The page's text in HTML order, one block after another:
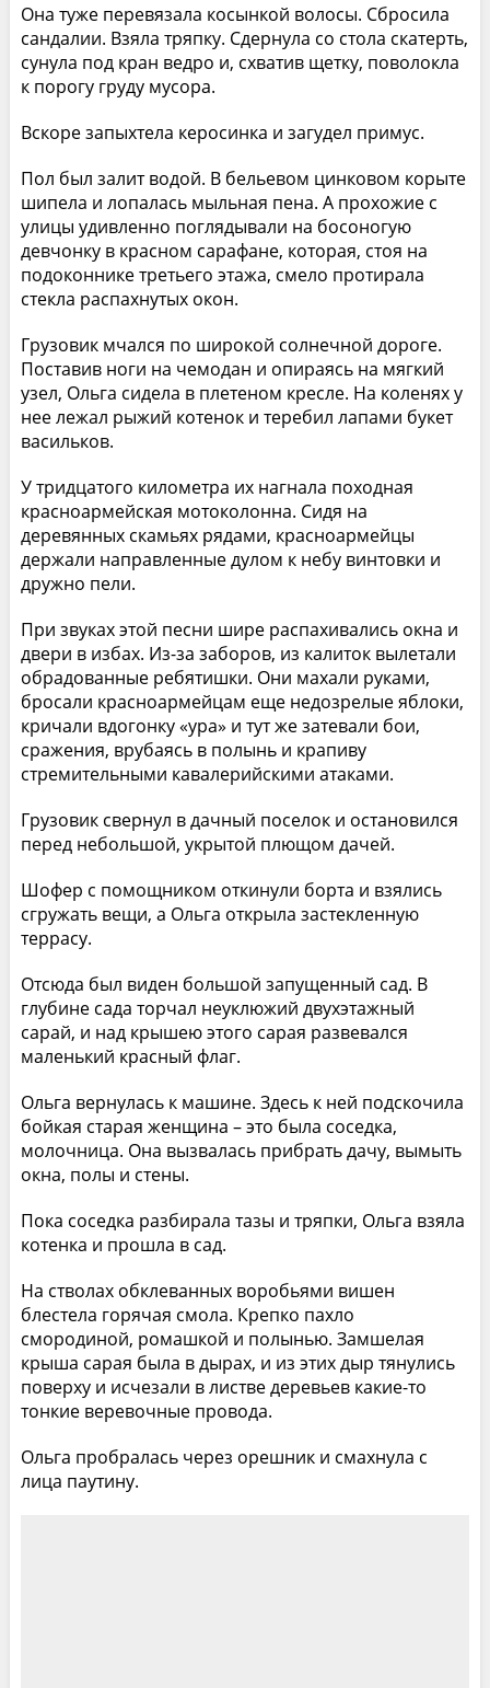
Она туже перевязала косынкой волосы. Сбросила
сандалии. Взяла тряпку. Сдернула со стола скатерть,
сунула под кран ведро и, схватив щетку, поволокла
к порогу груду мусора.
Вскоре запыхтела керосинка и загудел примус.
Пол был залит водой. В бельевом цинковом корыте
шипела и лопалась мыльная пена. А прохожие с
улицы удивленно поглядывали на босоногую
девчонку в красном сарафане, которая, стоя на
подоконнике третьего этажа, смело протирала
стекла распахнутых окон.
Грузовик мчался по широкой солнечной дороге.
Поставив ноги на чемодан и опираясь на мягкий
узел, Ольга сидела в плетеном кресле. На коленях у
нее лежал рыжий котенок и теребил лапами букет
васильков.
У тридцатого километра их нагнала походная
красноармейская мотоколонна. Сидя на
деревянных скамьях рядами, красноармейцы
держали направленные дулом к небу винтовки и
дружно пели.
При звуках этой песни шире распахивались окна и
двери в избах. Из-за заборов, из калиток вылетали
обрадованные ребятишки. Они махали руками,
бросали красноармейцам еще недозрелые яблоки,
кричали вдогонку «ура» и тут же затевали бои,
сражения, врубаясь в полынь и крапиву
стремительными кавалерийскими атаками.
Грузовик свернул в дачный поселок и остановился
перед небольшой, укрытой плющом дачей.
Шофер с помощником откинули борта и взялись
сгружать вещи, а Ольга открыла застекленную
террасу.
Отсюда был виден большой запущенный сад. В
глубине сада торчал неуклюжий двухэтажный
сарай, и над крышею этого сарая развевался
маленький красный флаг.
Ольга вернулась к машине. Здесь к ней подскочила
бойкая старая женщина – это была соседка,
молочница. Она вызвалась прибрать дачу, вымыть
окна, полы и стены.
Пока соседка разбирала тазы и тряпки, Ольга взяла
котенка и прошла в сад.
На стволах обклеванных воробьями вишен
блестела горячая смола. Крепко пахло
смородиной, ромашкой и полынью. Замшелая
крыша сарая была в дырах, и из этих дыр тянулись
поверху и исчезали в листве деревьев какие-то
тонкие веревочные провода.
Ольга пробралась через орешник и смахнула с
лица паутину.